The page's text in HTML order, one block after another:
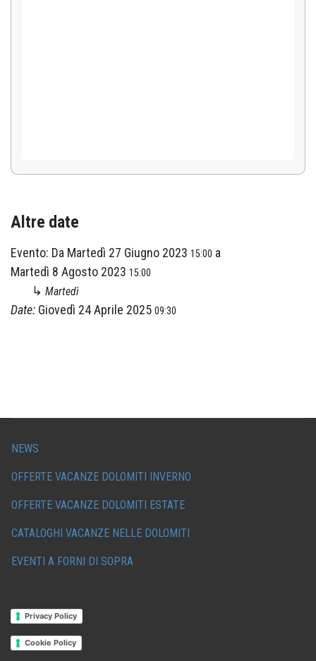
Altre date
Evento: Da Martedì 27 Giugno 2023 15:00 a
Martedì 8 Agosto 2023 15:00
↳ Martedì
Date: Giovedì 24 Aprile 2025 09:30
NEWS
OFFERTE VACANZE DOLOMITI INVERNO
OFFERTE VACANZE DOLOMITI ESTATE
CATALOGHI VACANZE NELLE DOLOMITI
EVENTI A FORNI DI SOPRA
Privacy Policy
Cookie Policy